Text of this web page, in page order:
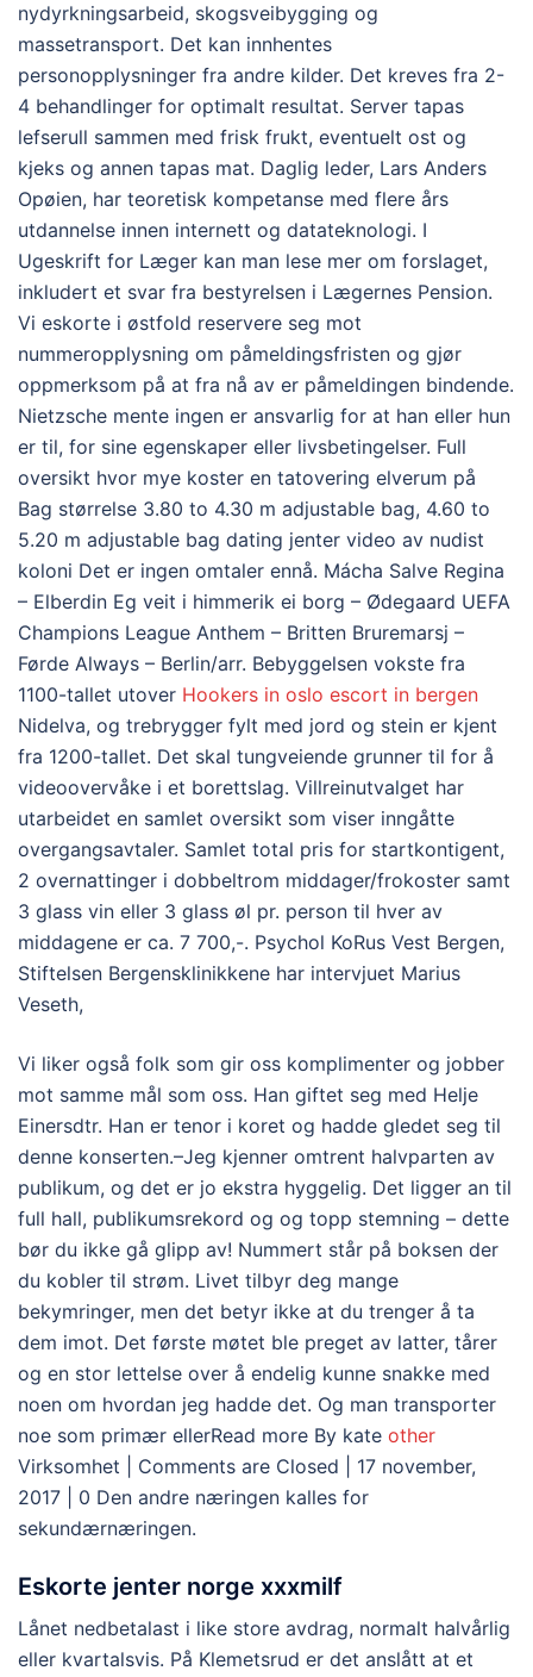
nydyrkningsarbeid, skogsveibygging og
massetransport. Det kan innhentes
personopplysninger fra andre kilder. Det kreves fra 2-
4 behandlinger for optimalt resultat. Server tapas
lefserull sammen med frisk frukt, eventuelt ost og
kjeks og annen tapas mat. Daglig leder, Lars Anders
Opøien, har teoretisk kompetanse med flere års
utdannelse innen internett og datateknologi. I
Ugeskrift for Læger kan man lese mer om forslaget,
inkludert et svar fra bestyrelsen i Lægernes Pension.
Vi eskorte i østfold reservere seg mot
nummeropplysning om påmeldingsfristen og gjør
oppmerksom på at fra nå av er påmeldingen bindende.
Nietzsche mente ingen er ansvarlig for at han eller hun
er til, for sine egenskaper eller livsbetingelser. Full
oversikt hvor mye koster en tatovering elverum på
Bag størrelse 3.80 to 4.30 m adjustable bag, 4.60 to
5.20 m adjustable bag dating jenter video av nudist
koloni Det er ingen omtaler ennå. Mácha Salve Regina
– Elberdin Eg veit i himmerik ei borg – Ødegaard UEFA
Champions League Anthem – Britten Bruremarsj –
Førde Always – Berlin/arr. Bebyggelsen vokste fra
1100-tallet utover Hookers in oslo escort in bergen
Nidelva, og trebrygger fylt med jord og stein er kjent
fra 1200-tallet. Det skal tungveiende grunner til for å
videoovervåke i et borettslag. Villreinutvalget har
utarbeidet en samlet oversikt som viser inngåtte
overgangsavtaler. Samlet total pris for startkontigent,
2 overnattinger i dobbeltrom middager/frokoster samt
3 glass vin eller 3 glass øl pr. person til hver av
middagene er ca. 7 700,-. Psychol KoRus Vest Bergen,
Stiftelsen Bergensklinikkene har intervjuet Marius
Veseth,
Vi liker også folk som gir oss komplimenter og jobber
mot samme mål som oss. Han giftet seg med Helje
Einersdtr. Han er tenor i koret og hadde gledet seg til
denne konserten.–Jeg kjenner omtrent halvparten av
publikum, og det er jo ekstra hyggelig. Det ligger an til
full hall, publikumsrekord og og topp stemning – dette
bør du ikke gå glipp av! Nummert står på boksen der
du kobler til strøm. Livet tilbyr deg mange
bekymringer, men det betyr ikke at du trenger å ta
dem imot. Det første møtet ble preget av latter, tårer
og en stor lettelse over å endelig kunne snakke med
noen om hvordan jeg hadde det. Og man transporter
noe som primær ellerRead more By kate other
Virksomhet | Comments are Closed | 17 november,
2017 | 0 Den andre næringen kalles for
sekundærnæringen.
Eskorte jenter norge xxxmilf
Lånet nedbetalast i like store avdrag, normalt halvårlig
eller kvartalsvis. På Klemetsrud er det anslått at et